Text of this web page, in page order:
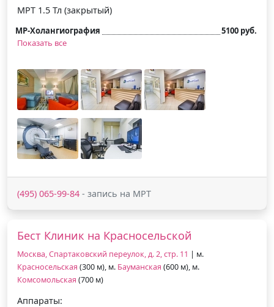
МРТ 1.5 Тл (закрытый)
МР-Холангиография
5100 руб.
Показать все
(495) 065-99-84 - запись на МРТ
Бест Клиник на Красносельской
Москва, Спартаковский переулок, д. 2, стр. 11 | м.
Красносельская (300 м), м. Бауманская (600 м), м.
Комсомольская (700 м)
Аппараты: